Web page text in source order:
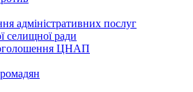
адміністративних послуг
селищної ради
ЦНАП